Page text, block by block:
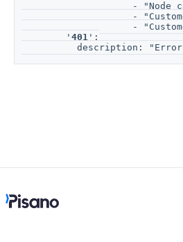
- "Node
-
-
        '
401':
description: